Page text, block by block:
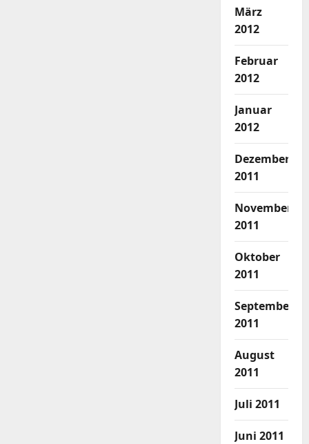
März
2012
Februar
2012
Januar
2012
Dezember
2011
November
2011
Oktober
2011
September
2011
August
2011
Juli 2011
Juni 2011